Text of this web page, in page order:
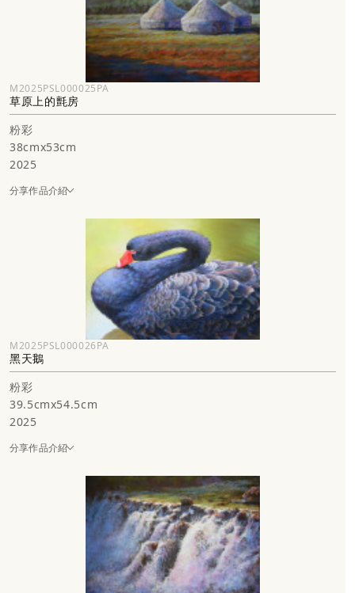
M2025PSL000025PA
草原上的氈房
粉彩
38cmx53cm
2025
分享作品介紹
M2025PSL000026PA
黑天鵝
粉彩
39.5cmx54.5cm
2025
分享作品介紹